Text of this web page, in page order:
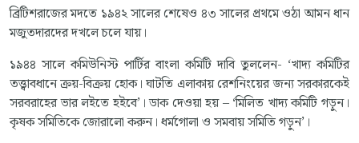
ব্রিটিশরাজের মদতে ১৯৪২ সালের শেষেও ৪৩ সালের প্রথমে ওঠা আমন ধান
মজুতদারদের দখলে চলে যায়।
১৯৪৪ সালে কমিউনিস্ট পার্টির বাংলা কমিটি দাবি তুললেন- ‘খাদ্য কমিটির
তত্ত্বাবধানে ক্রয়-বিক্রয় হোক। ঘাটতি এলাকায় রেশনিংয়ের জন্য সরকারকেই
সরবরাহের ভার লইতে হইবে’। ডাক দেওয়া হয় – ‘মিলিত খাদ্য কমিটি গড়ুন।
কৃষক সমিতিকে জোরালো করুন। ধর্মগোলা ও সমবায় সমিতি গড়ুন’।